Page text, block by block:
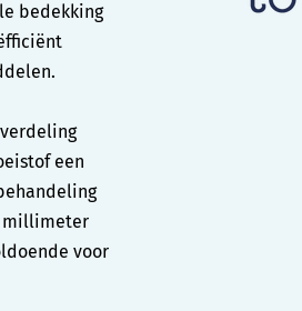
bedekking
een
millimeter
voor